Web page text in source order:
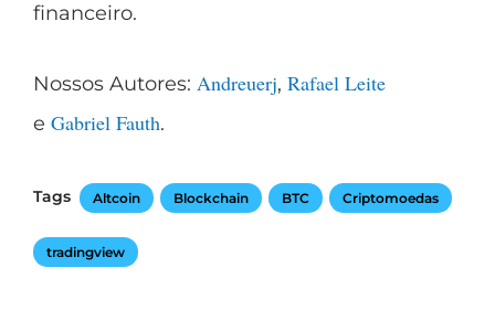
financeiro.
Nossos Autores: Andreuerj, Rafael Leite
e Gabriel Fauth.
Tags Altcoin Blockchain BTC Criptomoedas
tradingview